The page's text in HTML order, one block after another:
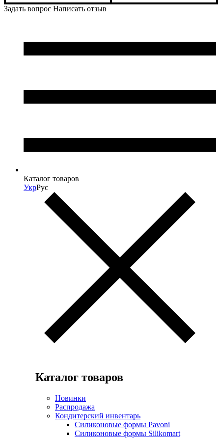
Задать вопрос Написать отзыв
Каталог товаров
УкрРус
Каталог товаров
Новинки
Распродажа
Кондитерский инвентарь
Силиконовые формы Pavoni
Силиконовые формы Silikomart